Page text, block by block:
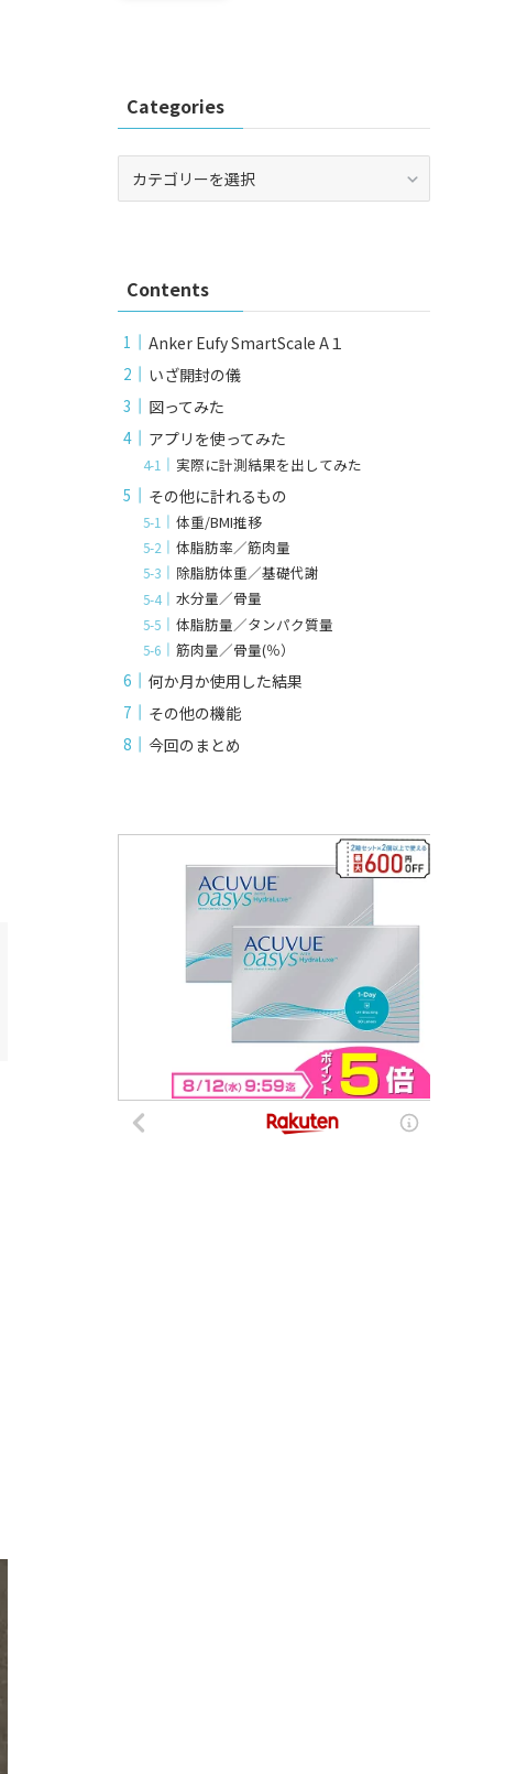
Categories
Contents
Anker Eufy SmartScale A１
いざ開封の儀
図ってみた
アプリを使ってみた
実際に計測結果を出してみた
その他に計れるもの
体重/BMI推移
体脂肪率／筋肉量
除脂肪体重／基礎代謝
水分量／骨量
体脂肪量／タンパク質量
筋肉量／骨量(％）
何か月か使用した結果
その他の機能
今回のまとめ